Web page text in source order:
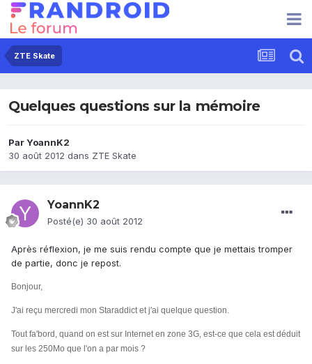
ZTE Skate
Quelques questions sur la mémoire
ParYoannK2
30 août 2012 dans ZTE Skate
YoannK2
Posté(e) 30 août 2012
Après réflexion, je me suis rendu compte que je mettais tromper
de partie, donc je repost.
Bonjour,
J'ai reçu mercredi mon Staraddict et j'ai quelque question.
Tout fa'bord, quand on est sur Internet en zone 3G, est-ce que cela est déduit
sur les 250Mo que l'on a par mois ?